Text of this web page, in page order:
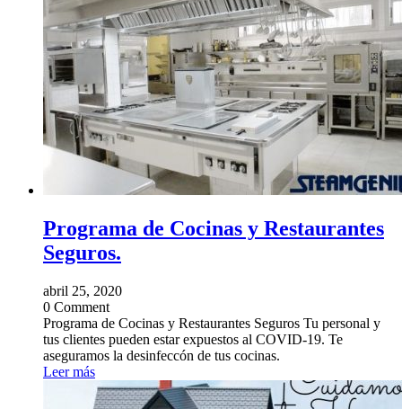
Programa de Cocinas y Restaurantes
Seguros.
abril 25, 2020
0 Comment
Programa de Cocinas y Restaurantes Seguros Tu personal y
tus clientes pueden estar expuestos al COVID-19. Te
aseguramos la desinfeccón de tus cocinas.
Leer más